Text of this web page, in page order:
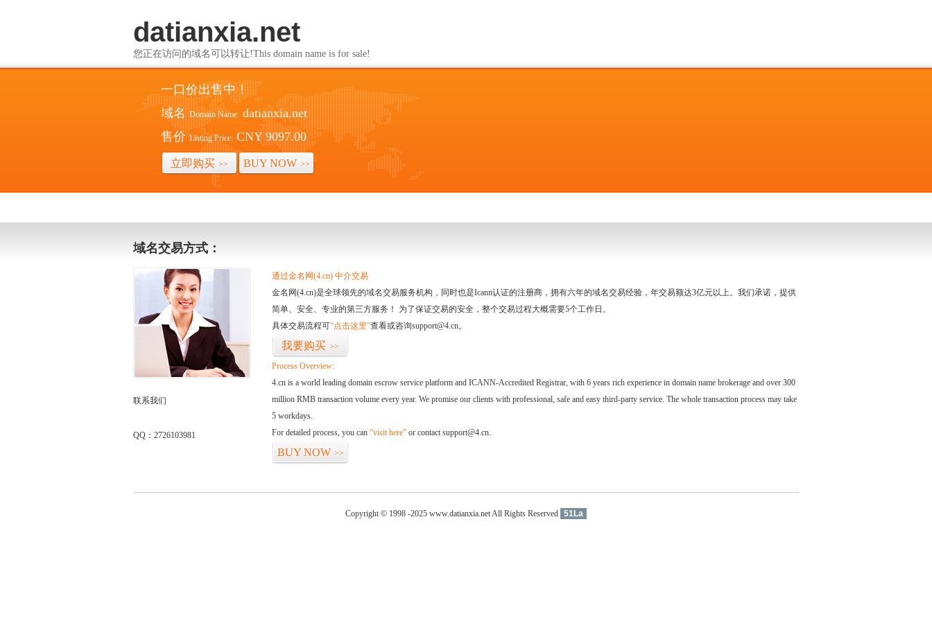
datianxia.net
您正在访问的域名可以转让!This domain name is for sale!
一口价出售中！
域名 Domain Name: datianxia.net
售价 Listing Price: CNY 9097.00
立即购买 >> BUY NOW >>
域名交易方式：
联系我们
QQ：2726103981
通过金名网(4.cn) 中介交易
金名网(4.cn)是全球领先的域名交易服务机构，同时也是Icann认证的注册商，拥有六年的域名交易经验，年交易额达3亿元以上。我们承诺，提供
简单、安全、专业的第三方服务！ 为了保证交易的安全，整个交易过程大概需要5个工作日。
具体交易流程可“点击这里”查看或咨询support@4.cn。
我要购买 >>
Process Overview:
4.cn is a world leading domain escrow service platform and ICANN-Accredited Registrar, with 6 years rich experience in domain name brokerage and over 300
million RMB transaction volume every year. We promise our clients with professional, safe and easy third-party service. The whole transaction process may take
5 workdays.
For detailed process, you can “visit here” or contact support@4.cn.
BUY NOW >>
Copyright © 1998 -2025 www.datianxia.net All Rights Reserved 51La